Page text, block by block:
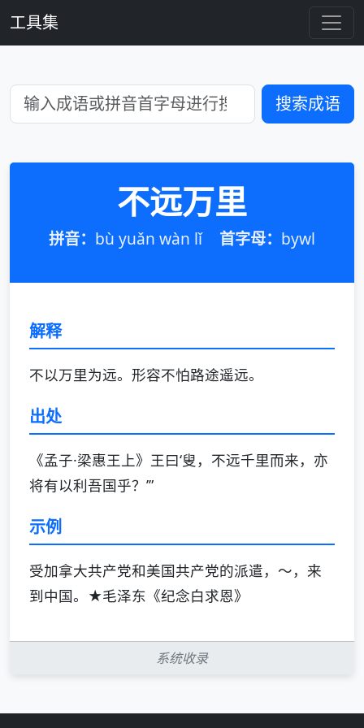
工具集
搜索成语
不远万里
拼音： bù yuǎn wàn lǐ 首字母： bywl
解释
不以万里为远。形容不怕路途遥远。
出处
《孟子·梁惠王上》王曰‘叟，不远千里而来，亦
将有以利吾国乎？’”
示例
受加拿大共产党和美国共产党的派遣，～，来
到中国。★毛泽东《纪念白求恩》
系统收录